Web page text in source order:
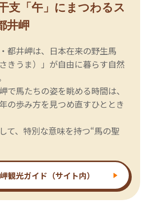
支「午」にまつわるス
井岬
都井岬は、日本在来の野生馬
きうま）」が自由に暮らす自然
で馬たちの姿を眺める時間は、
の歩み方を見つめ直すひととき
て、特別な意味を持つ“馬の聖
観光ガイド（サイト内）